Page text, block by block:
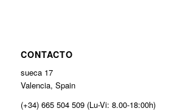
CONTACTO
sueca 17
Valencia, Spain
(+34) 665 504 509 (Lu-Vi: 8.00-18:00h)